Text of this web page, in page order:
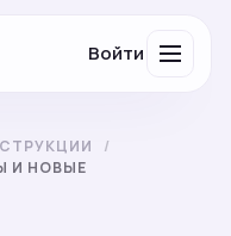
Войти
/
И НОВЫЕ